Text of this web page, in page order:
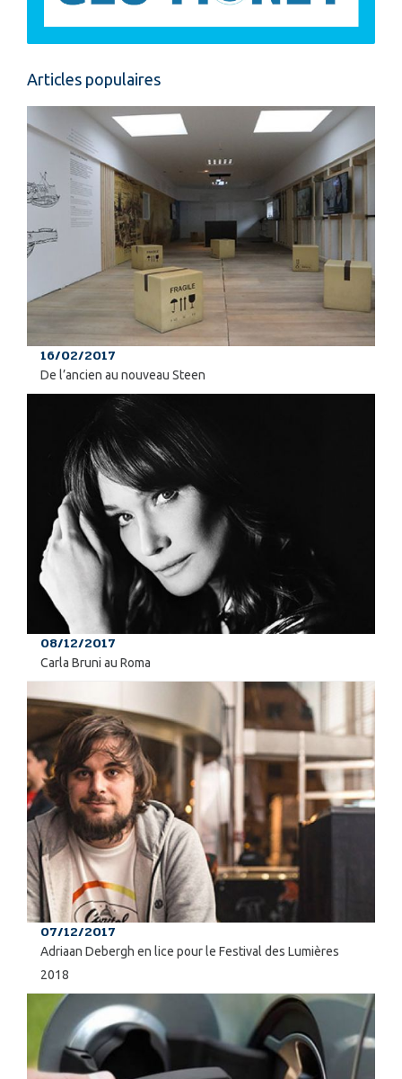
Articles populaires
16/02/2017
De l’ancien au nouveau Steen
08/12/2017
Carla Bruni au Roma
07/12/2017
Adriaan Debergh en lice pour le Festival des Lumières
2018